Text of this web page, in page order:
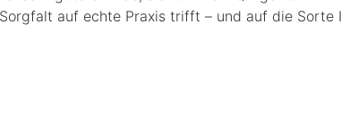
auf echte Praxis trifft – und auf die Sorte